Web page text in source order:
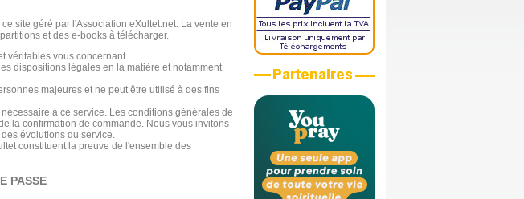
site géré par l'Association eXultet.net. La vente en
et des e-books à télécharger.
véritables vous concernant.
dispositions légales en la matière et notamment
majeures et ne peut être utilisé à des fins
à ce service. Les conditions générales de
la confirmation de commande. Nous vous invitons
évolutions du service.
constituent la preuve de l'ensemble des
PASSE